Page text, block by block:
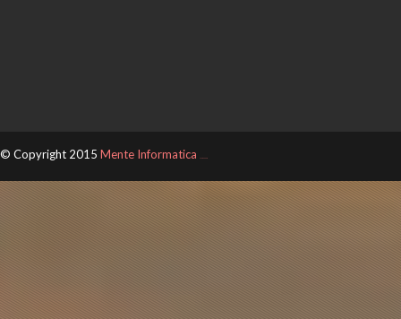
© Copyright 2015 Mente Informatica